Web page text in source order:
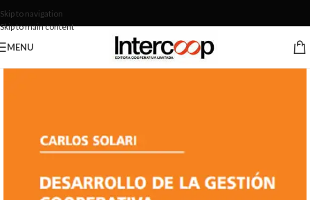
Skip to navigation
Skip to main content
MENU